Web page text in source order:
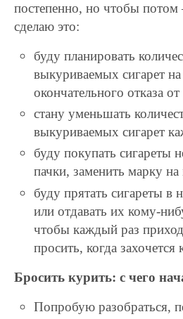
постепенно, но чтобы
сделаю это:
буду планировать
выкуриваемых сигарет
окончательного отказа
стану уменьшать
выкуриваемых сигарет
буду покупать сигареты
пачки, заменить марку
буду прятать сигареты в
или отдавать их кому-
чтобы каждый раз
просить, когда захочется
Бросить курить: с чего
Попробую разобраться,